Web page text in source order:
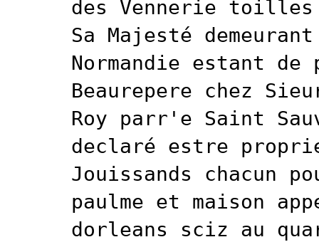
des Vennerie toilles
Sa Majesté
Normandie estant
Beaurepere chez
Roy parr'e Saint
declaré estre
Jouissands chacun
paulme et maison
dorleans sciz au